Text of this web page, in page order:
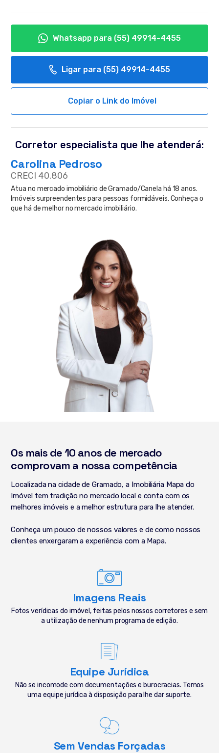
Whatsapp para (55) 49914-4455
Ligar para (55) 49914-4455
Copiar o Link do Imóvel
Corretor especialista que lhe atenderá:
Carolina Pedroso
CRECI 40.806
Atua no mercado imobiliário de Gramado/Canela há 18 anos.
Imóveis surpreendentes para pessoas formidáveis. Conheça o
que há de melhor no mercado imobiliário.
Os mais de 10 anos de mercado
comprovam a nossa competência
Localizada na cidade de Gramado, a Imobiliária Mapa do
Imóvel tem tradição no mercado local e conta com os
melhores imóveis e a melhor estrutura para lhe atender.
Conheça um pouco de nossos valores e de como nossos
clientes enxergaram a experiência com a Mapa.
Imagens Reais
Fotos verídicas do imóvel, feitas pelos nossos corretores e sem
a utilização de nenhum programa de edição.
Equipe Jurídica
Não se incomode com documentações e burocracias. Temos
uma equipe jurídica à disposição para lhe dar suporte.
Sem Vendas Forçadas